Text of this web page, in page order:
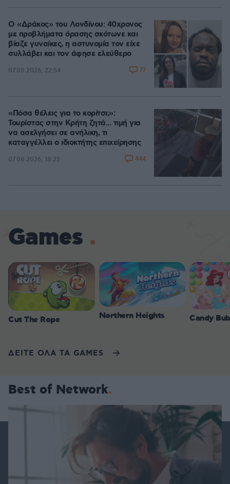
Ο «Δράκος» του Λονδίνου: 40χρονος
με προβλήματα όρασης σκότωνε και
βίαζε γυναίκες, η αστυνομία τον είχε
συλλάβει και τον άφησε ελεύθερο
07.08.2026, 22:54 77
«Πόσα θέλεις για το κορίτσι;»:
Τουρίστας στην Κρήτη ζητά... τιμή για
να ασελγήσει σε ανήλικη, τι
καταγγέλλει ο ιδιοκτήτης επιχείρησης
07.08.2026, 18:22 444
Games
Cut The Rope Northern Heights Candy
ΔΕΙΤΕ ΟΛΑ ΤΑ GAMES
Best of Network